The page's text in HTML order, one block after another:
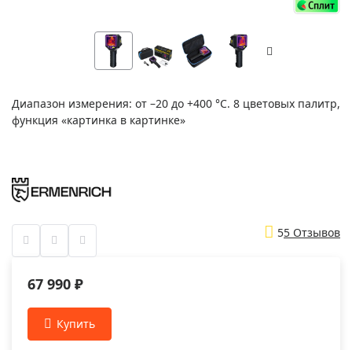
Диапазон измерения: от –20 до +400 °С. 8 цветовых палитр,
функция «картинка в картинке»
55 Отзывов
67 990 ₽